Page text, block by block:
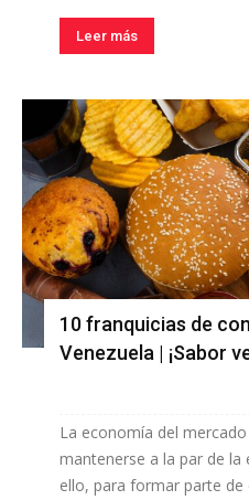
Leer más
10 franquicias de
Venezuela | ¡Sabor
La economía del
mantenerse a la par de
ello, para formar parte de